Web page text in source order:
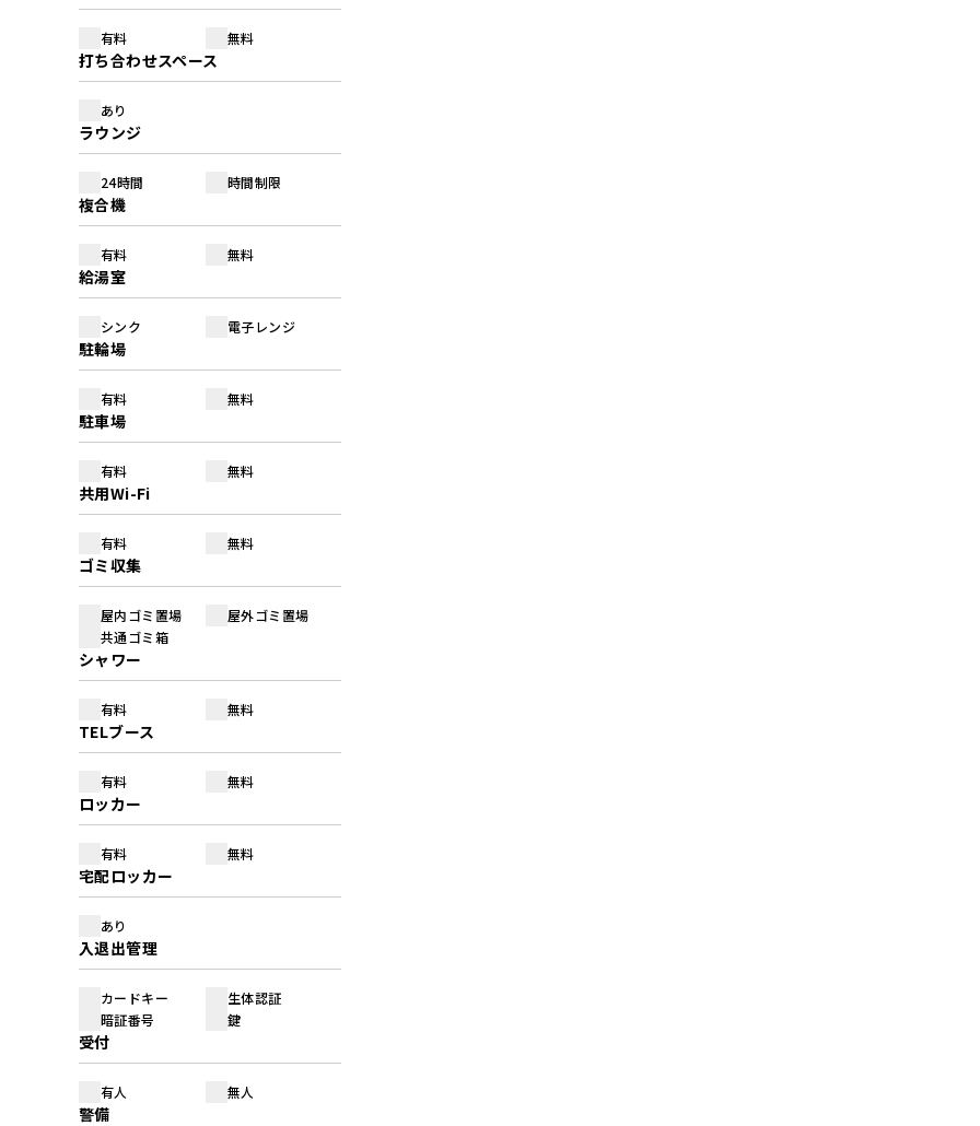
有料 無料
打ち合わせスペース
あり
ラウンジ
24時間 時間制限
複合機
有料 無料
給湯室
シンク 電子レンジ
駐輪場
有料 無料
駐車場
有料 無料
共用Wi-Fi
有料 無料
ゴミ収集
屋内ゴミ置場
屋外ゴミ置場
共通ゴミ箱
シャワー
有料 無料
TELブース
有料 無料
ロッカー
有料 無料
宅配ロッカー
あり
入退出管理
カードキー
生体認証
暗証番号
鍵
受付
有人 無人
警備